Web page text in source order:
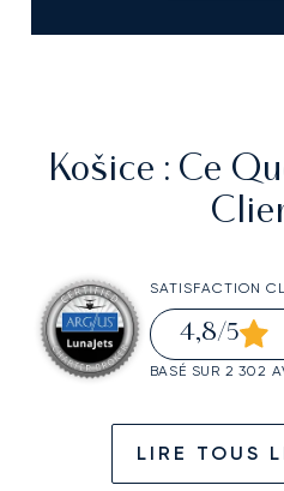
Košice : Ce
SATISFACTION
4,8/5
BASÉ SUR 2 302
LIRE TOUS